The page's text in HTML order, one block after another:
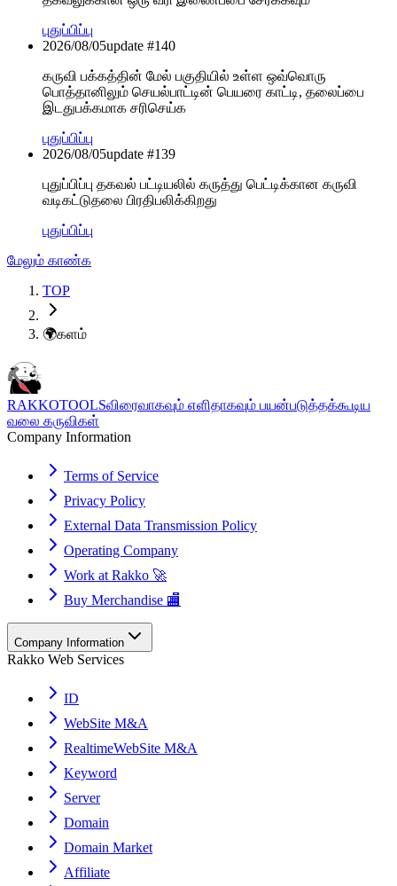
புதுப்பிப்பு
2026/08/05update #140
கருவி பக்கத்தின் மேல் பகுதியில் உள்ள ஒவ்வொரு
பொத்தானிலும் செயல்பாட்டின் பெயரை காட்டி, தலைப்பை
இடதுபக்கமாக சரிசெய்க
புதுப்பிப்பு
2026/08/05update #139
புதுப்பிப்பு தகவல் பட்டியலில் கருத்து பெட்டிக்கான கருவி
வடிகட்டுதலை பிரதிபலிக்கிறது
புதுப்பிப்பு
மேலும் காண்க
TOP
🌍களம்
RAKKOTOOLSவிரைவாகவும் எளிதாகவும் பயன்படுத்தக்கூடிய
வலை கருவிகள்
Company Information
Terms of Service
Privacy Policy
External Data Transmission Policy
Operating Company
Work at Rakko 🚀
Buy Merchandise 🏬
Company Information
Rakko Web Services
ID
WebSite M&A
RealtimeWebSite M&A
Keyword
Server
Domain
Domain Market
Affiliate